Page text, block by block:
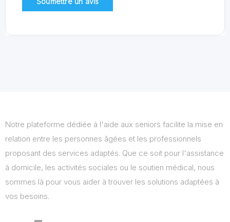
Notre plateforme dédiée à l'aide aux seniors facilite la mise en
relation entre les personnes âgées et les professionnels
proposant des services adaptés. Que ce soit pour l'assistance
à domicile, les activités sociales ou le soutien médical, nous
sommes là pour vous aider à trouver les solutions adaptées à
vos besoins.